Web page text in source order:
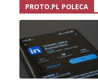
PROTO.PL POLECA